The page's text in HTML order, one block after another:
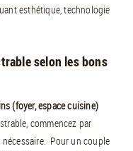
esthétique, technologie
selon les bons
(foyer, espace cuisine)
commencez par
Pour un couple